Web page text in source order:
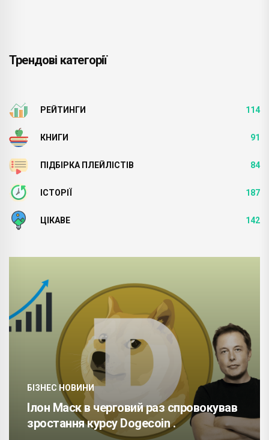
Трендові категорії
РЕЙТИНГИ 114
КНИГИ 91
ПІДБІРКА ПЛЕЙЛІСТІВ 84
ІСТОРІЇ 187
ЦІКАВЕ 142
БІЗНЕС НОВИНИ
Ілон Маск в черговий раз спровокував
зростання курсу Dogecoin .